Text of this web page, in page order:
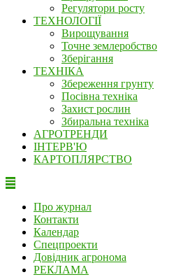
Регулятори росту
ТЕХНОЛОГІЇ
Вирощування
Точне землеробство
Зберігання
ТЕХНІКА
Збереження грунту
Посівна техніка
Захист рослин
Збиральна техніка
АГРОТРЕНДИ
ІНТЕРВ'Ю
КАРТОПЛЯРСТВО
Про журнал
Контакти
Календар
Спецпроекти
Довідник агронома
РЕКЛАМА